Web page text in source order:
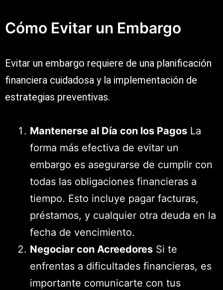
Cómo Evitar un Embargo
Evitar un embargo requiere de una planificación
financiera cuidadosa y la implementación de
estrategias preventivas.
Mantenerse al Día con los Pagos La
forma más efectiva de evitar un
embargo es asegurarse de cumplir con
todas las obligaciones financieras a
tiempo. Esto incluye pagar facturas,
préstamos, y cualquier otra deuda en la
fecha de vencimiento.
Negociar con Acreedores Si te
enfrentas a dificultades financieras, es
importante comunicarte con tus